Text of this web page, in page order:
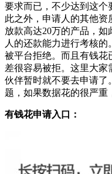
要求而已，不少达到这个
此之外，申请人的其他
放款高达20万的产品，
人的还款能力进行考核
被平台拒绝。而且有钱花
差很容易被拒。这里大
伙伴暂时就不要去申请了
题，如果数据花的很严重
有钱花申请入口：